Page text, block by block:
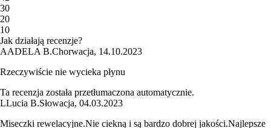
30
20
10
Jak działają recenzje?
AADELA B.Chorwacja, 14.10.2023
Rzeczywiście nie wycieka płynu
Ta recenzja została przetłumaczona automatycznie.
LLucia B.Słowacja, 04.03.2023
Miseczki rewelacyjne.Nie ciekną i są bardzo dobrej jakości.Najlepsze